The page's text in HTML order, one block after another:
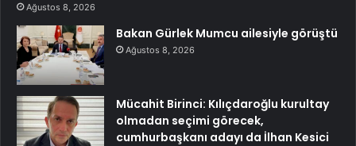
Ağustos 8, 2026
Bakan Gürlek Mumcu ailesiyle görüştü
Ağustos 8, 2026
Mücahit Birinci: Kılıçdaroğlu kurultay
olmadan seçimi görecek,
cumhurbaşkanı adayı da İlhan Kesici